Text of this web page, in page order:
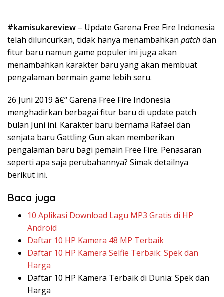
#kamisukareview – Update Garena Free Fire Indonesia
telah diluncurkan, tidak hanya menambahkan patchdan
fitur baru namun game populer ini juga akan
menambahkan karakter baru yang akan membuat
pengalaman bermain game lebih seru.
26 Juni 2019 â€“ Garena Free Fire Indonesia
menghadirkan berbagai fitur baru di update patch
bulan Juni ini. Karakter baru bernama Rafael dan
senjata baru Gattling Gun akan memberikan
pengalaman baru bagi pemain Free Fire. Penasaran
seperti apa saja perubahannya? Simak detailnya
berikut ini.
Baca juga
10 Aplikasi Download Lagu MP3 Gratis di HP
Android
Daftar 10 HP Kamera 48 MP Terbaik
Daftar 10 HP Kamera Selfie Terbaik: Spek dan
Harga
Daftar 10 HP Kamera Terbaik di Dunia: Spek dan
Harga